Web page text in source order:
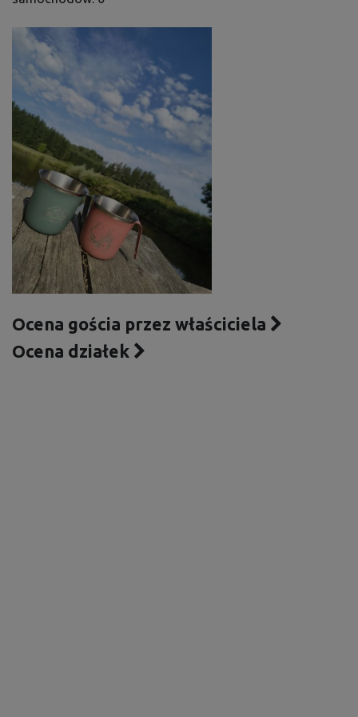
Ocena gościa przez właściciela
Ocena działek